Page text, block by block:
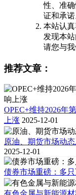
性、准
证和承诺
本站认
发现本
请您与我
推荐文章：
OPEC+维持2026年
上涨 2025-12-01
原油、期货市场动
2025-12-01
债券市场重磅：多